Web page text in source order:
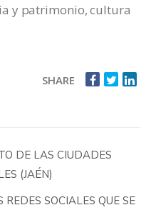
y patrimonio, cultura
SHARE
DE LAS CIUDADES
(JAÉN)
SOCIALES QUE SE